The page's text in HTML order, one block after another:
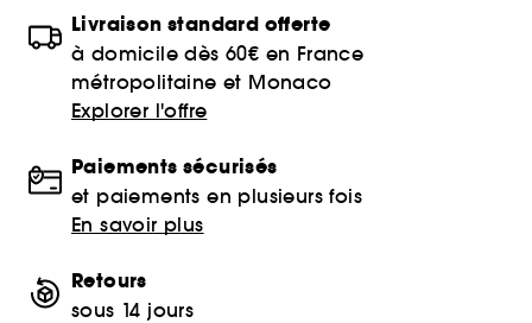
Livraison standard offerte
à domicile dès 60€ en France
métropolitaine et Monaco
Explorer l'offre
Paiements sécurisés
et paiements en plusieurs fois
En savoir plus
Retours
sous 14 jours